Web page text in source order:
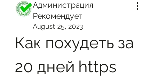
Администрация
Рекомендует
August 25, 2023
Как похудеть за
20 дней https